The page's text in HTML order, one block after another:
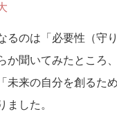
るのは「必要性（守
か聞いてみたところ
未来の自分を創るた
ました。